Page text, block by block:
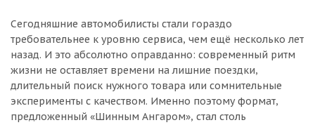
Сегодняшние автомобилисты стали гораздо
требовательнее к уровню сервиса, чем ещё несколько лет
назад. И это абсолютно оправданно: современный ритм
жизни не оставляет времени на лишние поездки,
длительный поиск нужного товара или сомнительные
эксперименты с качеством. Именно поэтому формат,
предложенный «Шинным Ангаром», стал столь